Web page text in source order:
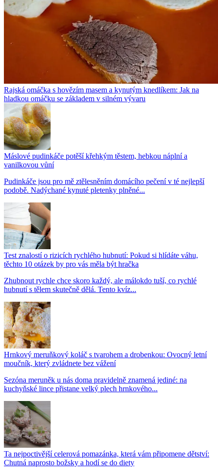
Rajská omáčka s hovězím masem a kynutým knedlíkem: Jak na
hladkou omáčku se základem v silném vývaru
Máslové pudinkáče potěší křehkým těstem, hebkou náplní a
vanilkovou vůní
Pudinkáče jsou pro mě ztělesněním domácího pečení v té nejlepší
podobě. Nadýchané kynuté pletenky plněné...
Test znalostí o rizicích rychlého hubnutí: Pokud si hlídáte váhu,
těchto 10 otázek by pro vás měla být hračka
Zhubnout rychle chce skoro každý, ale málokdo tuší, co rychlé
hubnutí s tělem skutečně dělá. Tento kvíz...
Hrnkový meruňkový koláč s tvarohem a drobenkou: Ovocný letní
moučník, který zvládnete bez vážení
Sezóna meruněk u nás doma pravidelně znamená jediné: na
kuchyňské lince přistane velký plech hrnkového...
Ta nejpoctivější celerová pomazánka, která vám připomene dětství:
Chutná naprosto božsky a hodí se do diety